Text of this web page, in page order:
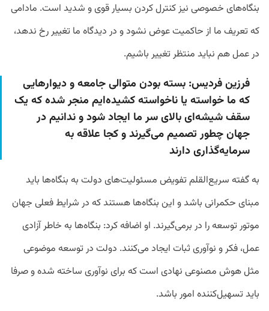
بنگاه‌های خصوصی نیز کنترل کردن بسیار قوی و شدید است. مادامی
که تعریف ما از حاکمیت عوض نشود و در دیدگاه ما تغییر رخ ندهد،
در عمل هم نباید منتظر تغییر باشیم.
فرزین فردیس: بسته بودن متوالی جامعه و دیوارهایی
که ما خواسته یا ناخواسته کشیده‌ایم منجر شده که یک
سقف شیشه‌ای بالای سر ما ایجاد شود و ندانیم در
جهان چطور تصمیم می‌گیرند و کجا علاقه به
سرمایه‌گذاری دارند
به گفته سریع‌القلم تفویض مسئولیت‌های دولت به بنگاه‌ها باید
مبنای حکمرانی باشد و این بنگاه‌ها هستند که در شرایط فعلی جهان
موتور توسعه را در برمی‌گیرند. او اضافه کرد: بنگاه‌ها به خاطر آزادی
عمل، فکر و نوآوری ثبات ایجاد می‌کنند. دولت در توسعه موضوعی
مثل هوش مصنوعی نهادی است که برای نوآوری ساخته شده و صرفا
باید تسهیل‌کننده امور باشد.